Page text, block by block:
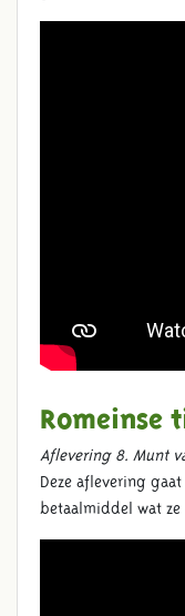
Romeinse
Aflevering 8. Munt
Deze aflevering gaat
betaalmiddel wat